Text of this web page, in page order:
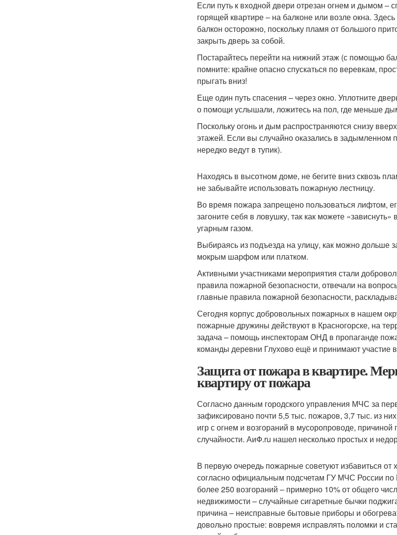
Если путь к входной двери отрезан огнем и дымом –
горящей квартире – на балконе или возле окна.
балкон осторожно, поскольку пламя от большого
закрыть дверь за собой.
Постарайтесь перейти на нижний этаж (с помощью
помните: крайне опасно спускаться по веревкам,
прыгать вниз!
Еще один путь спасения – через окно. Уплотните
о помощи услышали, ложитесь на пол, где меньше
Поскольку огонь и дым распространяются снизу
этажей. Если вы случайно оказались в задымленном
нередко ведут в тупик).
Находясь в высотном доме, не бегите вниз сквозь
не забывайте использовать пожарную лестницу.
Во время пожара запрещено пользоваться лифтом,
загоните себя в ловушку, так как можете
угарным газом.
Выбираясь из подъезда на улицу, как можно дольше
мокрым шарфом или платком.
Активными участниками мероприятия стали
правила пожарной безопасности, отвечали на
главные правила пожарной безопасности,
Сегодня корпус добровольных пожарных в нашем
пожарные дружины действуют в Красногорске, на
задача – помощь инспекторам ОНД в пропаганде
команды деревни Глухово ещё и принимают участие
Защита от пожара в квартире.
квартиру от пожара
Согласно данным городского управления МЧС за
зафиксировано почти 5,5 тыс. пожаров, 3,7 тыс. из
игр с огнем и возгораний в мусоропроводе,
случайности. АиФ.ru нашел несколько простых и
В первую очередь пожарные советуют избавиться от
согласно официальным подсчетам ГУ МЧС России
более 250 возгораний – примерно 10% от общего
недвижимости – случайные сигаретные бычки
причина – неисправные бытовые приборы и
довольно простые: вовремя исправлять поломки и